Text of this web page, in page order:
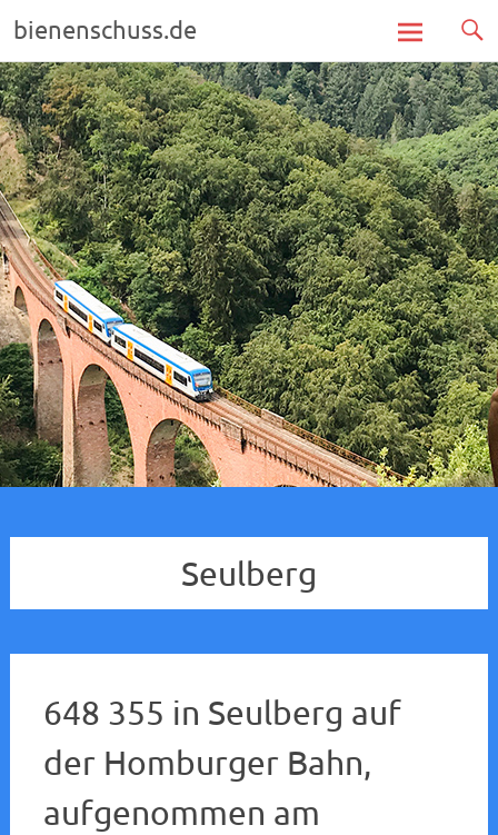
bienenschuss.de
Zum
Inhalt
springen
Seulberg
648 355 in Seulberg auf
der Homburger Bahn,
aufgenommen am